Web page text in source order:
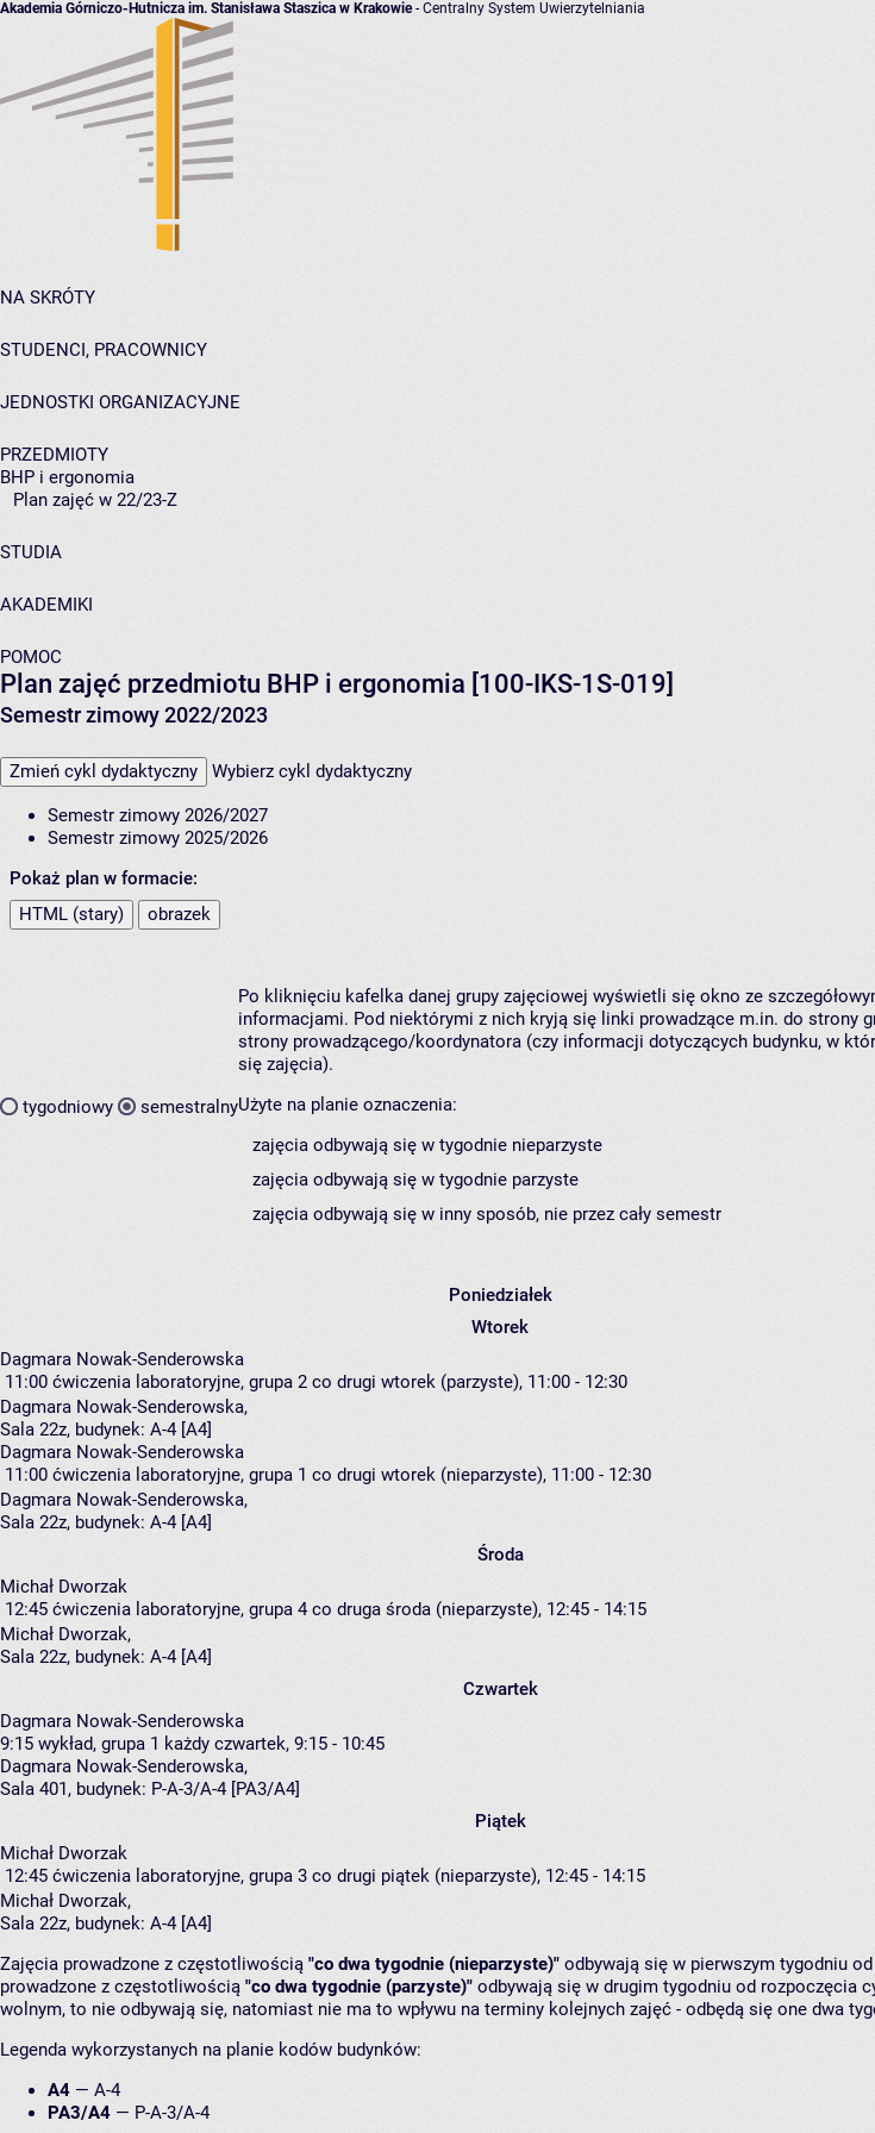
Akademia Górniczo-Hutnicza im. Stanisława Staszica w Krakowie- Centralny System Uwierzytelniania
NA SKRÓTY
STUDENCI, PRACOWNICY
JEDNOSTKI ORGANIZACYJNE
PRZEDMIOTY
BHP i ergonomia
Plan zajęć w 22/23-Z
STUDIA
AKADEMIKI
POMOC
Plan zajęć przedmiotu BHP i ergonomia [100-IKS-1S-019]
Semestr zimowy 2022/2023
Zmień cykl dydaktyczny Wybierz cykl dydaktyczny
Semestr zimowy 2026/2027
Semestr zimowy 2025/2026
Pokaż plan w formacie:
HTML (stary)
obrazek
tygodniowy semestralny
Po kliknięciu kafelka danej grupy zajęciowej wyświetli się okno ze
informacjami. Pod niektórymi z nich kryją się linki prowadzące m.in. do strony
strony prowadzącego/koordynatora (czy informacji dotyczących budynku, w
się zajęcia).
Użyte na planie oznaczenia:
zajęcia odbywają się w tygodnie nieparzyste
zajęcia odbywają się w tygodnie parzyste
zajęcia odbywają się w inny sposób, nie przez cały semestr
Poniedziałek
Wtorek
Dagmara Nowak-Senderowska
11:00 ćwiczenia laboratoryjne, grupa 2 co drugi wtorek (parzyste), 11:00 - 12:30
Dagmara Nowak-Senderowska,
Sala 22z, budynek: A-4 [A4]
Dagmara Nowak-Senderowska
11:00 ćwiczenia laboratoryjne, grupa 1 co drugi wtorek (nieparzyste), 11:00 - 12:30
Dagmara Nowak-Senderowska,
Sala 22z, budynek: A-4 [A4]
Środa
Michał Dworzak
12:45 ćwiczenia laboratoryjne, grupa 4 co druga środa (nieparzyste), 12:45 - 14:15
Michał Dworzak,
Sala 22z, budynek: A-4 [A4]
Czwartek
Dagmara Nowak-Senderowska
9:15 wykład, grupa 1 każdy czwartek, 9:15 - 10:45
Dagmara Nowak-Senderowska,
Sala 401, budynek: P-A-3/A-4 [PA3/A4]
Piątek
Michał Dworzak
12:45 ćwiczenia laboratoryjne, grupa 3 co drugi piątek (nieparzyste), 12:45 - 14:15
Michał Dworzak,
Sala 22z, budynek: A-4 [A4]
Zajęcia prowadzone z częstotliwością "co dwa tygodnie (nieparzyste)" odbywają się w pierwszym tygodniu
prowadzone z częstotliwością "co dwa tygodnie (parzyste)" odbywają się w drugim tygodniu od rozpoczęcia
wolnym, to nie odbywają się, natomiast nie ma to wpływu na terminy kolejnych zajęć - odbędą się one dwa
Legenda wykorzystanych na planie kodów budynków:
A4 — A-4
PA3/A4 — P-A-3/A-4